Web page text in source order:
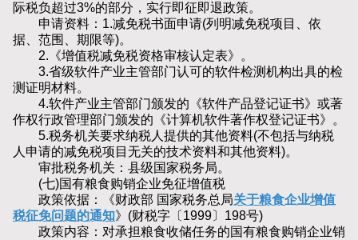
际税负超过3%的部分，实行即征即退政策。
申请资料：1.减免税书面申请(列明减免税项目、依
据、范围、期限等)。
2.《增值税减免税资格审核认定表》。
3.省级软件产业主管部门认可的软件检测机构出具的检
测证明材料。
4.软件产业主管部门颁发的《软件产品登记证书》或著
作权行政管理部门颁发的《计算机软件著作权登记证书》。
5.税务机关要求纳税人提供的其他资料(不包括与纳税
人申请的减免税项目无关的技术资料和其他资料)。
审批税务机关：县级国家税务局。
(七)国有粮食购销企业免征增值税
政策依据：《财政部 国家税务总局关于粮食企业增值
税征免问题的通知》(财税字〔1999〕198号)
政策内容：对承担粮食收储任务的国有粮食购销企业销